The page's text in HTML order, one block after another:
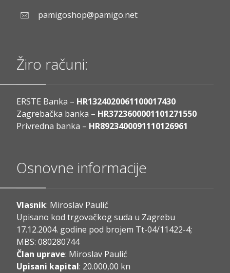
pamigoshop@pamigo.net
Žiro računi:
ERSTE Banka – HR1324020061100017430
Zagrebačka banka – HR3723600001101271550
Privredna banka – HR8923400091110126961
Osnovne informacije
Vlasnik: Miroslav Paulić
Upisano kod trgovačkog suda u Zagrebu
17.12.2004. godine pod brojem Tt-04/11422-4;
MBS: 080280744
Član uprave: Miroslav Paulić
Upisani kapital: 20.000,00 kn